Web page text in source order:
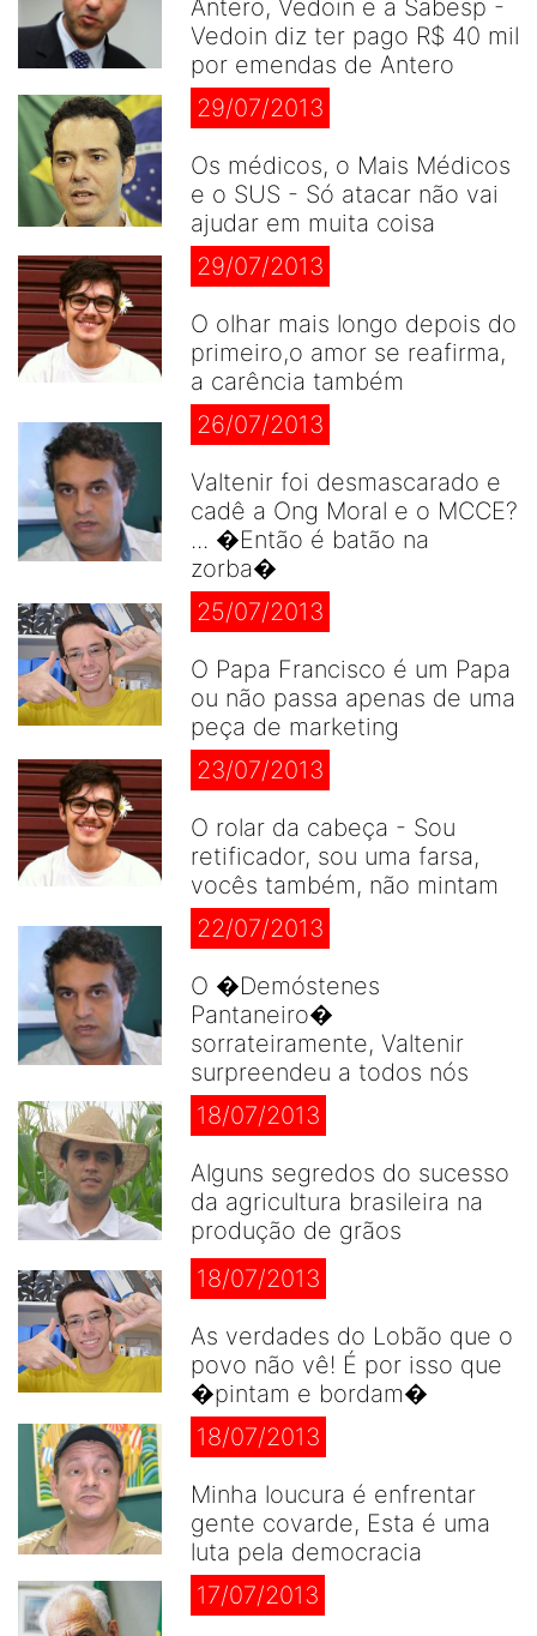
Antero, Vedoin e a Sabesp -
Vedoin diz ter pago R$ 40 mil
por emendas de Antero
29/07/2013
Os médicos, o Mais Médicos
e o SUS - Só atacar não vai
ajudar em muita coisa
29/07/2013
O olhar mais longo depois do
primeiro,o amor se reafirma,
a carência também
26/07/2013
Valtenir foi desmascarado e
cadê a Ong Moral e o MCCE?
... �Então é batão na
zorba�
25/07/2013
O Papa Francisco é um Papa
ou não passa apenas de uma
peça de marketing
23/07/2013
O rolar da cabeça - Sou
retificador, sou uma farsa,
vocês também, não mintam
22/07/2013
O �Demóstenes
Pantaneiro�
sorrateiramente, Valtenir
surpreendeu a todos nós
18/07/2013
Alguns segredos do sucesso
da agricultura brasileira na
produção de grãos
18/07/2013
As verdades do Lobão que o
povo não vê! É por isso que
�pintam e bordam�
18/07/2013
Minha loucura é enfrentar
gente covarde, Esta é uma
luta pela democracia
17/07/2013